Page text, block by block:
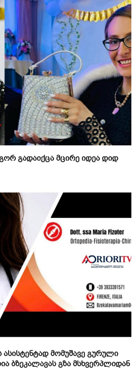
გადაიქცა მცირე იდეა დიდ
მომუშავე გურული
ბზეკალავას გზა მსხვერპლიდან